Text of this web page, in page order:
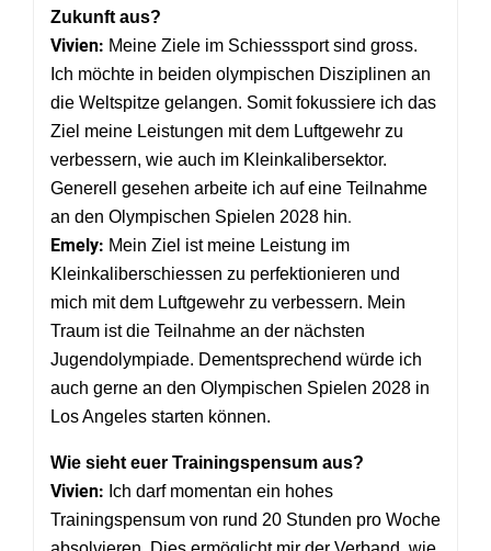
Zukunft aus?
Vivien: Meine Ziele im Schiesssport sind gross.
Ich möchte in beiden olympischen Disziplinen an
die Weltspitze gelangen. Somit fokussiere ich das
Ziel meine Leistungen mit dem Luftgewehr zu
verbessern, wie auch im Kleinkalibersektor.
Generell gesehen arbeite ich auf eine Teilnahme
an den Olympischen Spielen 2028 hin.
Emely: Mein Ziel ist meine Leistung im
Kleinkaliberschiessen zu perfektionieren und
mich mit dem Luftgewehr zu verbessern. Mein
Traum ist die Teilnahme an der nächsten
Jugendolympiade. Dementsprechend würde ich
auch gerne an den Olympischen Spielen 2028 in
Los Angeles starten können.
Wie sieht euer Trainingspensum aus?
Vivien: Ich darf momentan ein hohes
Trainingspensum von rund 20 Stunden pro Woche